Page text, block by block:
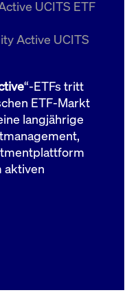
UCITS ETF
Active UCITS
“-ETFs tritt
ETF-Markt
langjährige
aktiven
bis